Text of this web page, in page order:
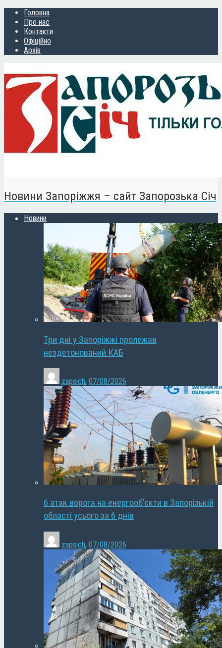
Головна
Про нас
Контакти
Офіційно
Архів
Новини Запоріжжя – сайт Запорозька Січ
Новини
Три дні у Запоріжжі пролежав
нездетонований КАБ
zapsich, 07/08/2026
6 атак ворога на енергооб’єкти в Запорізькій
області усього за 6 днів
zapsich, 07/08/2026